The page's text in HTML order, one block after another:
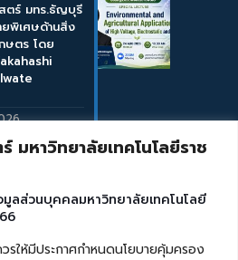
มหาวิทยาลัยเทคโนโลยีราช
ลส่วนบุคคลมหาวิทยาลัยเทคโนโลยี
มีประกาศกำหนดนโยบายคุ้มครอง
ตร์ มทร.ธัญบุรี
พิเศษด้านสิ่ง
ษตร โดย